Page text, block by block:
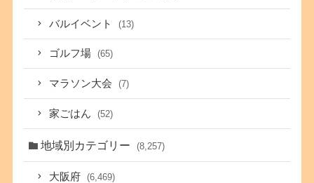
バルイベント (13)
ゴルフ場 (65)
マラソン大会 (7)
家ごはん (52)
地域別カテゴリー (8,257)
大阪府 (6,469)